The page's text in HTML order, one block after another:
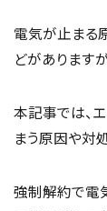
電気が止まる
どがあります
本記事では、
まう原因や対
強制解約で電